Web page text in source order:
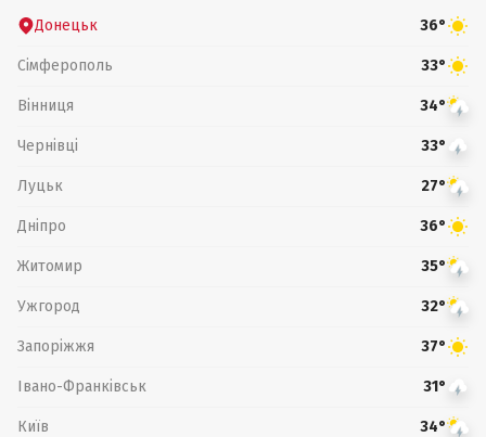
Донецьк 36°
Сімферополь 33°
Вінниця 34°
Чернівці 33°
Луцьк 27°
Дніпро 36°
Житомир 35°
Ужгород 32°
Запоріжжя 37°
Івано-Франківськ 31°
Київ 34°